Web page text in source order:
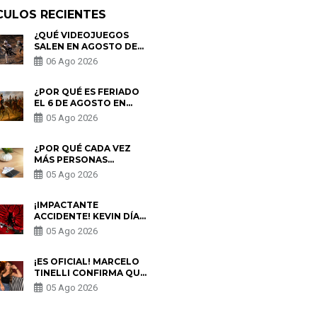
RECIENTES
¿QUÉ VIDEOJUEGOS
SALEN EN AGOSTO DE
2026? ESTOS SON LOS
ESTRENOS MÁS
06 Ago 2026
¿POR QUÉ ES FERIADO
EL 6 DE AGOSTO EN
PERÚ? ESTA ES LA
HISTORIA
05 Ago 2026
¿POR QUÉ CADA VEZ
MÁS PERSONAS
UTILIZAN UNA VPN
PARA PROTEGER SU
05 Ago 2026
¡IMPACTANTE
ACCIDENTE! KEVIN DÍAZ
CAE DESDE OCHO
METROS EN “ESTO ES
PREOCUPACIÓN
05 Ago 2026
¡ES OFICIAL! MARCELO
TINELLI CONFIRMA QUE
REGRESÓ CON MILETT
FIGUEROA: “EL AMOR
05 Ago 2026